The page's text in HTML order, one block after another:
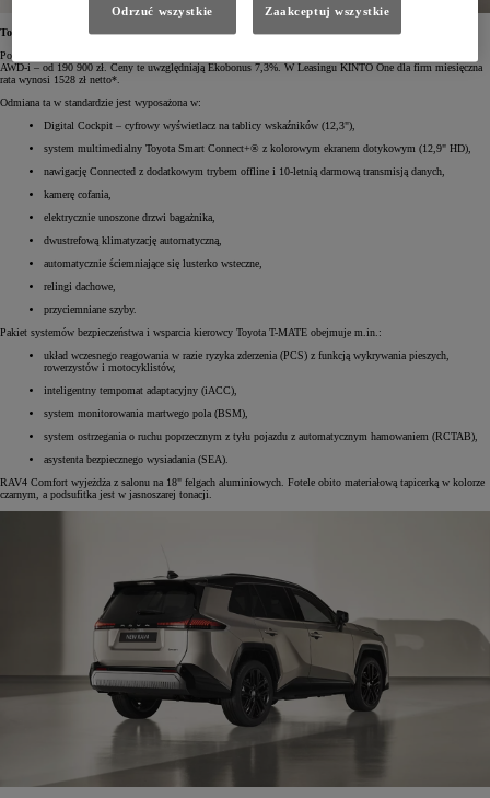
Toyota RAV4 Comfort od 181 600 zł
Podstawowa wersja Toyoty RAV4 – Comfort – z napędem na przód kosztuje od 181 600 zł, a z napędem
AWD-i – od 190 900 zł. Ceny te uwzględniają Ekobonus 7,3%. W Leasingu KINTO One dla firm miesięczna
rata wynosi 1528 zł netto*.
Odmiana ta w standardzie jest wyposażona w:
Digital Cockpit – cyfrowy wyświetlacz na tablicy wskaźników (12,3"),
system multimedialny Toyota Smart Connect+® z kolorowym ekranem dotykowym (12,9" HD),
nawigację Connected z dodatkowym trybem offline i 10-letnią darmową transmisją danych,
kamerę cofania,
elektrycznie unoszone drzwi bagażnika,
dwustrefową klimatyzację automatyczną,
automatycznie ściemniające się lusterko wsteczne,
relingi dachowe,
przyciemniane szyby.
Pakiet systemów bezpieczeństwa i wsparcia kierowcy Toyota T-MATE obejmuje m.in.:
układ wczesnego reagowania w razie ryzyka zderzenia (PCS) z funkcją wykrywania pieszych,
rowerzystów i motocyklistów,
inteligentny tempomat adaptacyjny (iACC),
system monitorowania martwego pola (BSM),
system ostrzegania o ruchu poprzecznym z tyłu pojazdu z automatycznym hamowaniem (RCTAB),
asystenta bezpiecznego wysiadania (SEA).
RAV4 Comfort wyjeżdża z salonu na 18" felgach aluminiowych. Fotele obito materiałową tapicerką w kolorze
czarnym, a podsufitka jest w jasnoszarej tonacji.
Odrzuć wszystkie Zaakceptuj wszystkie